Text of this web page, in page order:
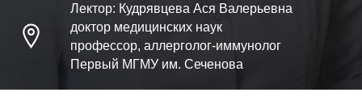
Лектор: Кудрявцева Ася Валерьевна
доктор медицинских наук
профессор, аллерголог-иммунолог
Первый МГМУ им. Сеченова